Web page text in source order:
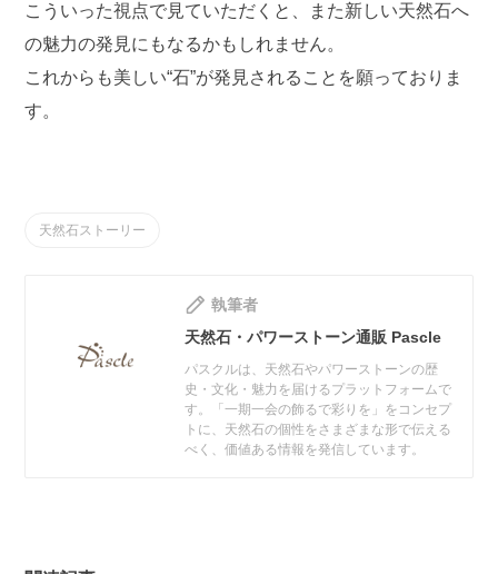
こういった視点で見ていただくと、また新しい天然石へ
の魅力の発見にもなるかもしれません。
これからも美しい“石”が発見されることを願っておりま
す。
天然石ストーリー
執筆者
天然石・パワーストーン通販 Pascle
パスクルは、天然石やパワーストーンの歴
史・文化・魅力を届けるプラットフォームで
す。「一期一会の飾るで彩りを」をコンセプ
トに、天然石の個性をさまざまな形で伝える
べく、価値ある情報を発信しています。